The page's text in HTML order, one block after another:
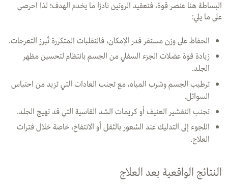
البساطة هنا عنصر قوة، فتعقيد الروتين نادرًا ما يخدم الهدف؛ لذا احرصي
على ما يلي:
الحفاظ على وزن مستقر قدر الإمكان، فالتقلبات المتكررة تُبرز التعرجات.
زيادة قوة عضلات الجزء السفلي من الجسم بانتظام لتحسين مظهر
الجلد.
ترطيب الجسم وشرب المياه، مع تجنب العادات التي تزيد من احتباس
السوائل.
تجنب التقشير العنيف أو كريمات الشد القاسية التي قد تهيج الجلد.
اللجوء إلى التدليك عند الشعور بالثقل أو الانتفاخ، خاصة خلال فترات
العلاج.
النتائج الواقعية بعد العلاج